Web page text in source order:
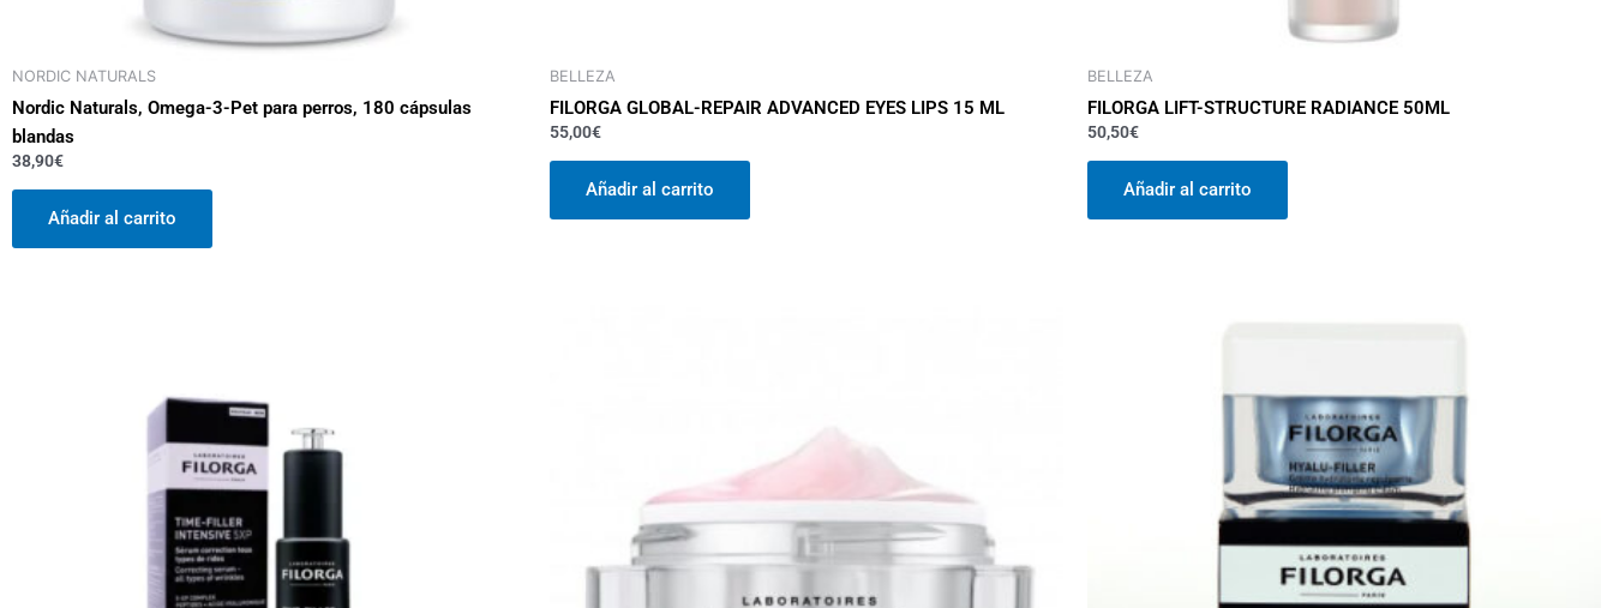
NORDIC NATURALS
Nordic Naturals, Omega-3-Pet para perros, 180 cápsulas
blandas
38,90€
Añadir al carrito
BELLEZA
FILORGA GLOBAL-REPAIR ADVANCED EYES LIPS 15 ML
55,00€
Añadir al carrito
BELLEZA
FILORGA LIFT-STRUCTURE RADIANCE 50ML
50,50€
Añadir al carrito